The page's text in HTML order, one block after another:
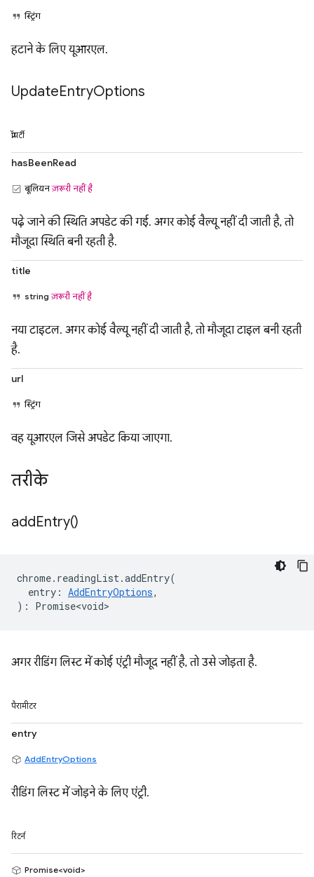
स्ट्रिंग
हटाने के लिए यूआरएल.
UpdateEntryOptions
प्रॉपर्टी
hasBeenRead
बूलियनज़रूरी नहीं है
पढ़े जाने की स्थिति अपडेट की गई. अगर कोई वैल्यू नहीं दी जाती है, तो
मौजूदा स्थिति बनी रहती है.
title
stringज़रूरी नहीं है
नया टाइटल. अगर कोई वैल्यू नहीं दी जाती है, तो मौजूदा टाइल बनी रहती
है.
url
स्ट्रिंग
वह यूआरएल जिसे अपडेट किया जाएगा.
तरीके
addEntry()
chrome. readingList .addEntry(
entry : AddEntryOptions,
) : Promise<void>
अगर रीडिंग लिस्ट में कोई एंट्री मौजूद नहीं है, तो उसे जोड़ता है.
पैरामीटर
entry
AddEntryOptions
रीडिंग लिस्ट में जोड़ने के लिए एंट्री.
रिटर्न
Promise<void>